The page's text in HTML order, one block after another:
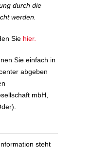
durch die
werden.
Sie hier.
Sie einfach in
abgeben
mbH,
steht